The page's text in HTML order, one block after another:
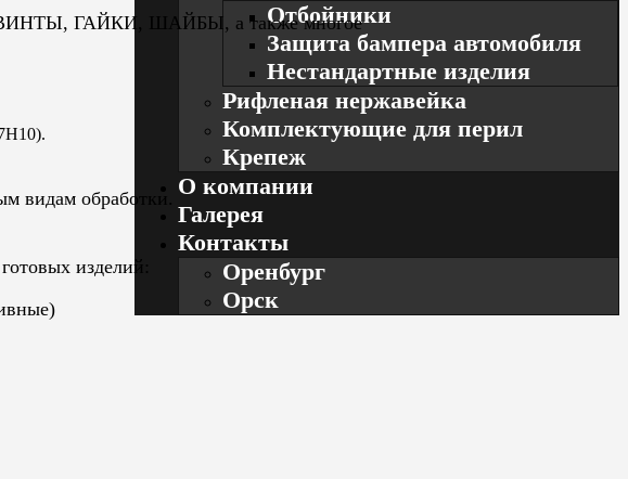
Отбойники
Защита бампера автомобиля
Нестандартные изделия
Рифленая нержавейка
Комплектующие для перил
Крепеж
О компании
Галерея
Контакты
Оренбург
Орск
ВИНТЫ, ГАЙКИ, ШАЙБЫ, а также многое
видам обработки.
изделий: